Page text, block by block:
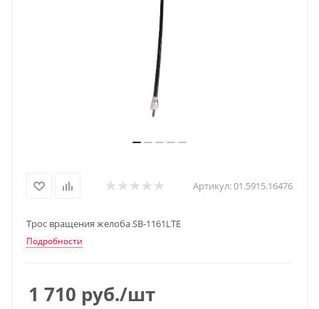
Артикул:01.5915.16476
Трос вращения желоба SB-1161LTE
Подробности
1 710 руб./шт